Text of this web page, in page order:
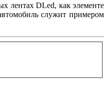
лентах DLed, как элементе
служит примером